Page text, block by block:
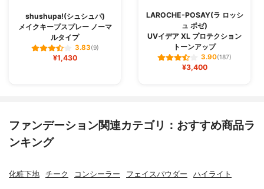
shushupa!(シュシュパ)
メイクキープスプレー ノーマ
ルタイプ
3.83(9)
¥1,430
LAROCHE-POSAY(ラ ロッシ
ュ ポゼ)
UVイデア XL プロテクション
トーンアップ
3.90(187)
¥3,400
ファンデーション関連カテゴリ：おすすめ商品ラ
ンキング
化粧下地 チーク コンシーラー フェイスパウダー ハイライト